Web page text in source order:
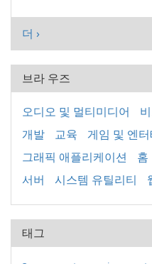
더 ›
브라 우즈
오디오 및 멀티미디어
개발
교육
게임 및 엔
그래픽 애플리케이션
홈
서버
시스템 유틸리티
태그